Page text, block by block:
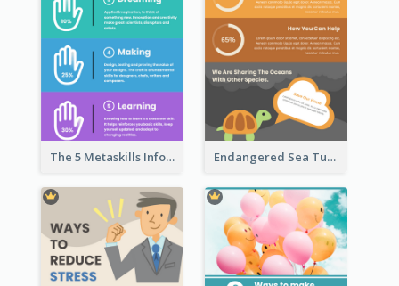
The 5 Metaskills Infographic Endangered Sea Turtles Infographic